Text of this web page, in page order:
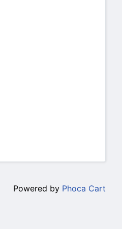
Powered by Phoca Cart